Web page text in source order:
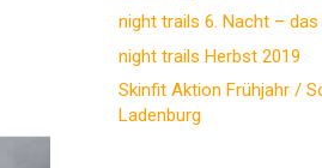
night trails 6. Nacht – das
night trails Herbst 2019
Skinfit Aktion Frühjahr /
Ladenburg